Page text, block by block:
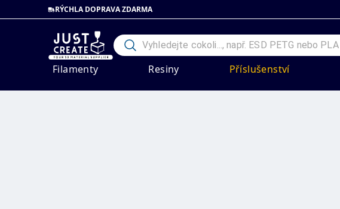
RÝCHLA DOPRAVA ZDARMA
Filamenty Resiny Příslušenství